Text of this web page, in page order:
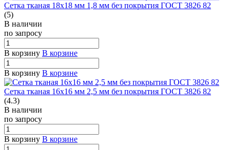
Сетка тканая 18х18 мм 1,8 мм без покрытия ГОСТ 3826 82
(5)
В наличии
по запросу
В корзину В корзине
В корзину В корзине
Сетка тканая 16х16 мм 2,5 мм без покрытия ГОСТ 3826 82
(4.3)
В наличии
по запросу
В корзину В корзине